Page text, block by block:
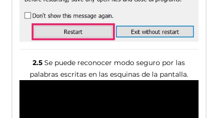
2.5 Se puede reconocer modo seguro por las
palabras escritas en las esquinas de la pantalla.